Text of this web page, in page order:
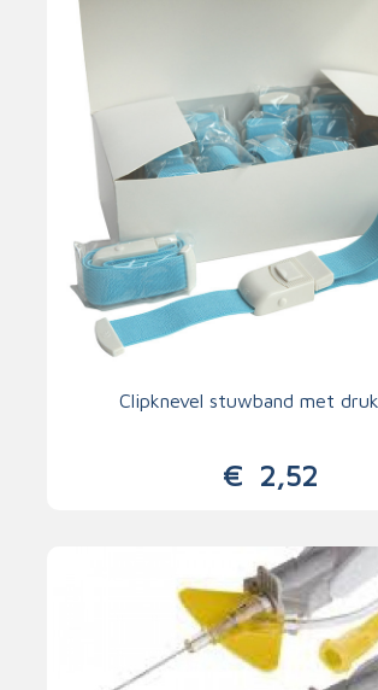
Clipknevel stuwband met
€2,52